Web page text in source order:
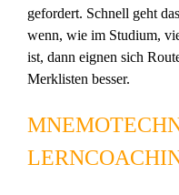
gefordert. Schnell geht
wenn, wie im Studium,
ist, dann eignen sich
Merklisten besser.